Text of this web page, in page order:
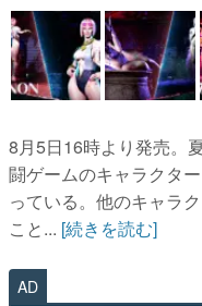
8月5日16時より発売。
闘ゲームのキャラクタ
っている。他のキャラ
こと... [続きを読む]
AD